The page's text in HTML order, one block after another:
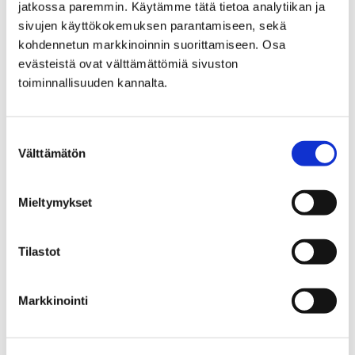
jatkossa paremmin. Käytämme tätä tietoa analytiikan ja
sivujen käyttökokemuksen parantamiseen, sekä
kohdennetun markkinoinnin suorittamiseen. Osa
evästeistä ovat välttämättömiä sivuston
toiminnallisuuden kannalta.
valinta
Välttämätön
Mieltymykset
Tilastot
Markkinointi
Vuoden suurtapahtumat
Sensommar Filmfest 28.–30.8.2026 arrow_outward
Rosteri Rock arrow_outward
arrow_outward